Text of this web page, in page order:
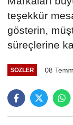
teşekkür
gösterin,
süreçlerine
SÖZLER 08